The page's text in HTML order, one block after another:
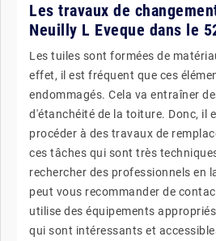
Les travaux de
Neuilly L Eveque dans le
Les tuiles sont formées de
effet, il est fréquent que ces
endommagés. Cela va entraîner
d'étanchéité de la toiture. Donc, il
procéder à des travaux de
ces tâches qui sont très
rechercher des professionnels en
peut vous recommander de
utilise des équipements
qui sont intéressants et